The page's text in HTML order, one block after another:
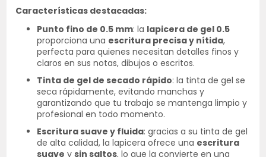
Características destacadas:
Punto fino de 0.5 mm: la lapicera de gel 0.5
proporciona una escritura precisa y nítida,
perfecta para quienes necesitan detalles finos y
claros en sus notas, dibujos o escritos.
Tinta de gel de secado rápido: la tinta de gel se
seca rápidamente, evitando manchas y
garantizando que tu trabajo se mantenga limpio y
profesional en todo momento.
Escritura suave y fluida: gracias a su tinta de gel
de alta calidad, la lapicera ofrece una escritura
suave ysin saltos, lo que la convierte en una